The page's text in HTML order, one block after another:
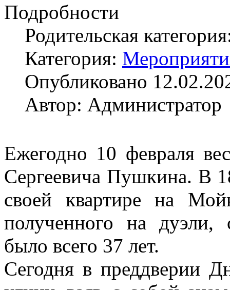
Подробности
Родительская
Категория:
Опубликовано
Автор: Администратор
Ежегодно 10 февраля
Сергеевича Пушкина. В
своей квартире на
полученного на дуэли,
было всего 37 лет.
Сегодня в преддверии